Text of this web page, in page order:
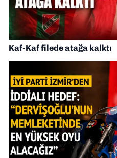
Kaf-Kaf filede atağa kalktı